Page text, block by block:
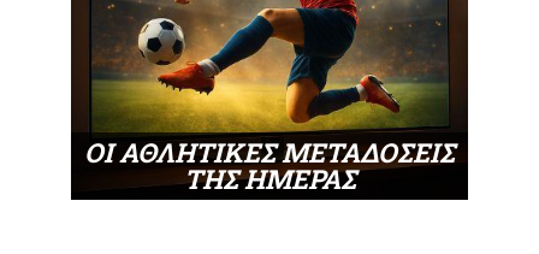
ΟΙ ΑΘΛΗΤΙΚΕΣ ΜΕΤΑΔΟΣΕΙΣ
ΤΗΣ ΗΜΕΡΑΣ